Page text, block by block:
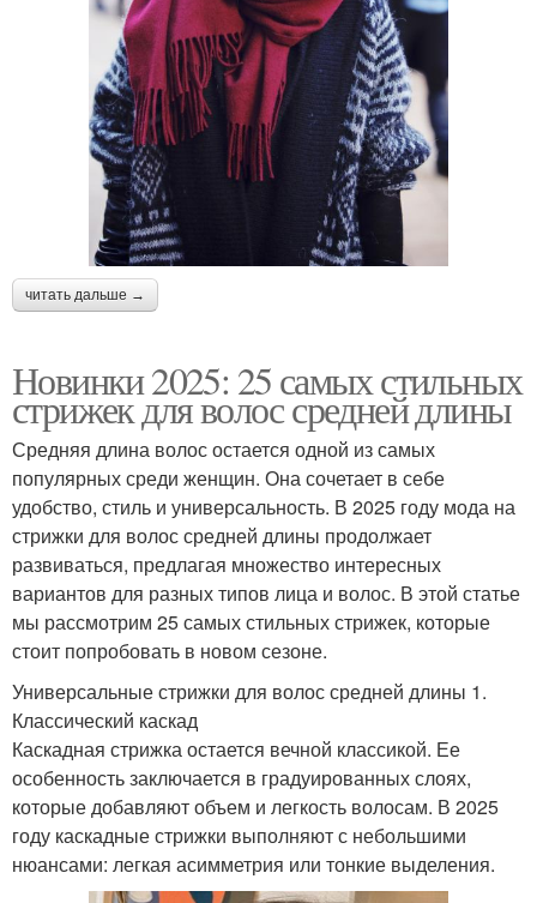
читать дальше →
Новинки 2025: 25 самых стильных
стрижек для волос средней длины
Средняя длина волос остается одной из самых
популярных среди женщин. Она сочетает в себе
удобство, стиль и универсальность. В 2025 году мода на
стрижки для волос средней длины продолжает
развиваться, предлагая множество интересных
вариантов для разных типов лица и волос. В этой статье
мы рассмотрим 25 самых стильных стрижек, которые
стоит попробовать в новом сезоне.
Универсальные стрижки для волос средней длины 1.
Классический каскад
Каскадная стрижка остается вечной классикой. Ее
особенность заключается в градуированных слоях,
которые добавляют объем и легкость волосам. В 2025
году каскадные стрижки выполняют с небольшими
нюансами: легкая асимметрия или тонкие выделения.